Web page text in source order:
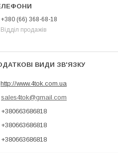
+380 (66) 368-68-18
Відділ продажів
http://www.4tok.com.ua
sales4tok@gmail.com
+380663686818
+380663686818
+380663686818